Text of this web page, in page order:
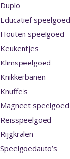
Duplo
Educatief speelgoed
Houten speelgoed
Keukentjes
Klimspeelgoed
Knikkerbanen
Knuffels
Magneet speelgoed
Reisspeelgoed
Rijgkralen
Speelgoedauto’s